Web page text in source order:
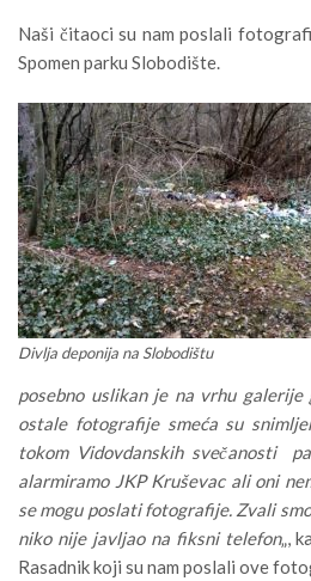
Naši čitaoci su nam poslali
Spomen parku Slobodište.
Divlja deponija na Slobodištu
posebno uslikan je na vrhu galerije
ostale fotografije smeća su
tokom Vidovdanskih svečanosti
alarmiramo JKP Kruševac ali oni
se mogu poslati fotografije. Zvali
niko nije javljao na fiksni telefon„,
Rasadnik koji su nam poslali ove